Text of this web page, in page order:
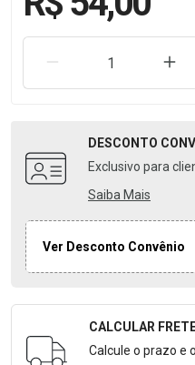
REMOVER UMA
DESCONTO
Exclusivo para
Saiba Mais
Ver Desconto Convênio
Formulário para
CALCULAR
Calcule o prazo e